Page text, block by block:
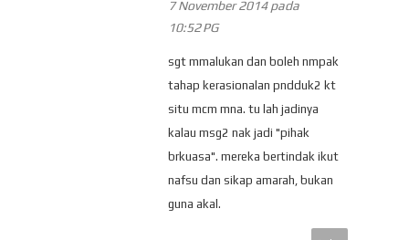
7 November 2014 pada
10:52 PG
sgt mmalukan dan boleh nmpak
tahap kerasionalan pndduk2 kt
situ mcm mna. tu lah jadinya
kalau msg2 nak jadi "pihak
brkuasa". mereka bertindak ikut
nafsu dan sikap amarah, bukan
guna akal.